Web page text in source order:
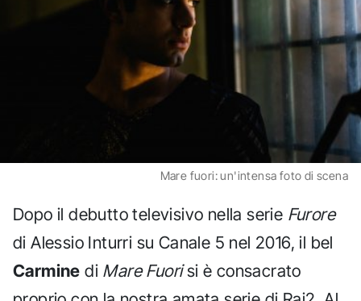
Mare fuori: un'intensa foto di scena
Dopo il debutto televisivo nella serie Furore
di Alessio Inturri su Canale 5 nel 2016, il bel
Carmine di Mare Fuorisi è consacrato